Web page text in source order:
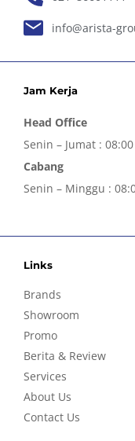
info@arista-
Jam Kerja
Head Office
Senin – Jumat :
Cabang
Senin – Minggu :
Links
Brands
Showroom
Promo
Berita & Review
Services
About Us
Contact Us